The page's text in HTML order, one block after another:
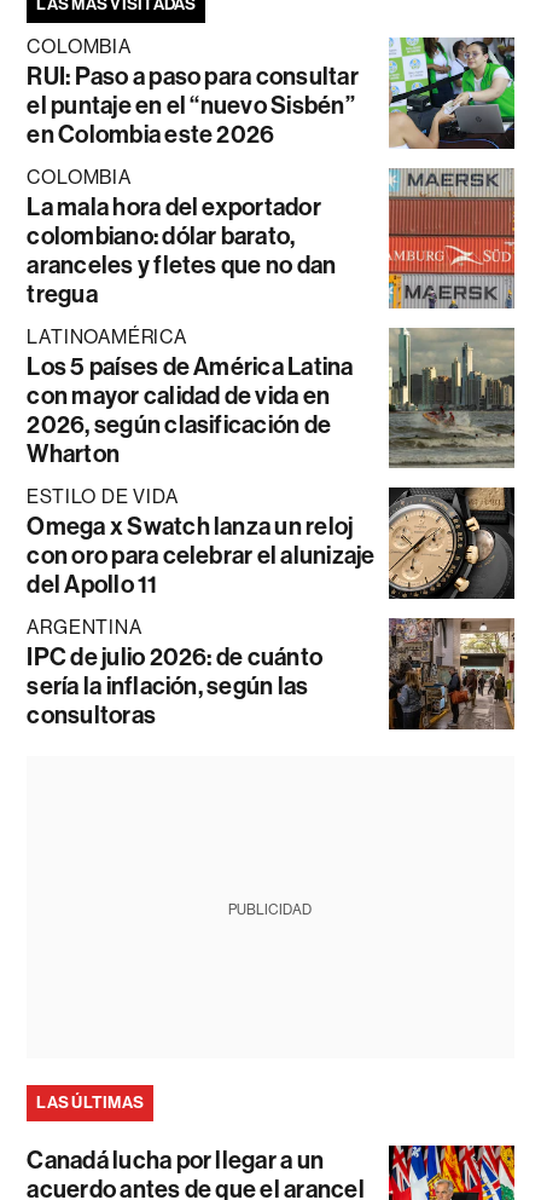
COLOMBIA
RUI: Paso a paso para consultar
el puntaje en el “nuevo Sisbén”
en Colombia este 2026
COLOMBIA
La mala hora del exportador
colombiano: dólar barato,
aranceles y fletes que no dan
tregua
LATINOAMÉRICA
Los 5 países de América Latina
con mayor calidad de vida en
2026, según clasificación de
Wharton
ESTILO DE VIDA
Omega x Swatch lanza un reloj
con oro para celebrar el alunizaje
del Apollo 11
ARGENTINA
IPC de julio 2026: de cuánto
sería la inflación, según las
consultoras
PUBLICIDAD
LAS ÚLTIMAS
Canadá lucha por llegar a un
acuerdo antes de que el arancel